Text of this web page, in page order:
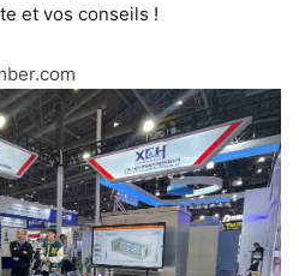
et vos conseils !